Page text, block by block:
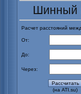
Шинный
Расчет расстояний
От:
До:
Через:
(на ATI.su)